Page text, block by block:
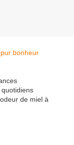
de miel à